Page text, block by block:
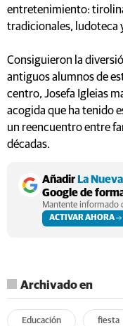
entretenimiento:
tradicionales, ludoteca
Consiguieron la
antiguos alumnos de
centro, Josefa Igleias
acogida que ha tenido
un reencuentro entre
décadas.
AñadirLa
Google de
Mantente informado
ACTIVAR AHORA
Archivado en
Educación fiesta